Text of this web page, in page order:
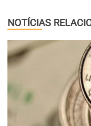
NOTÍCIAS